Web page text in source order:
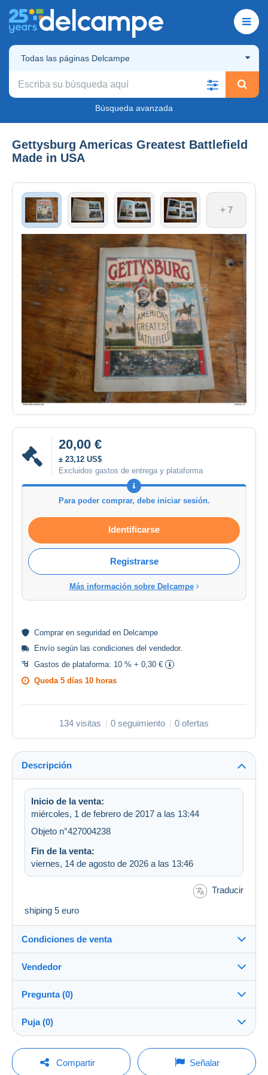
Todas las páginas Delcampe
Búsqueda avanzada
Gettysburg Americas Greatest Battlefield
Made in USA
+ 7
20,00 €
± 23,12 US$
Excluidos gastos de entrega y plataforma
Para poder comprar, debe iniciar sesión.
Identificarse
Registrarse
Más información sobre Delcampe
Comprar en seguridad en Delcampe
Envío según las condiciones del vendedor.
Gastos de plataforma: 10 % + 0,30 €
Queda 5 días 10 horas
134 visitas 0 seguimiento 0 ofertas
Descripción
Inicio de la venta:
miércoles, 1 de febrero de 2017 a las 13:44
Objeto n°427004238
Fin de la venta:
viernes, 14 de agosto de 2026 a las 13:46
Traducir
shiping 5 euro
Condiciones de venta
Destino:
Ver la lista de países
Envío:
Envío después del pago
A cargo del vendedor
Vendedor
andrej_ns100%(10907x)
Tienda
Pregunta (0)
Para hacer una pregunta, debe iniciar una
Puja (0)
La venta se prolongará un minuto si se presenta una
oferta menos de un minuto antes del plazo.
Compartir Señalar